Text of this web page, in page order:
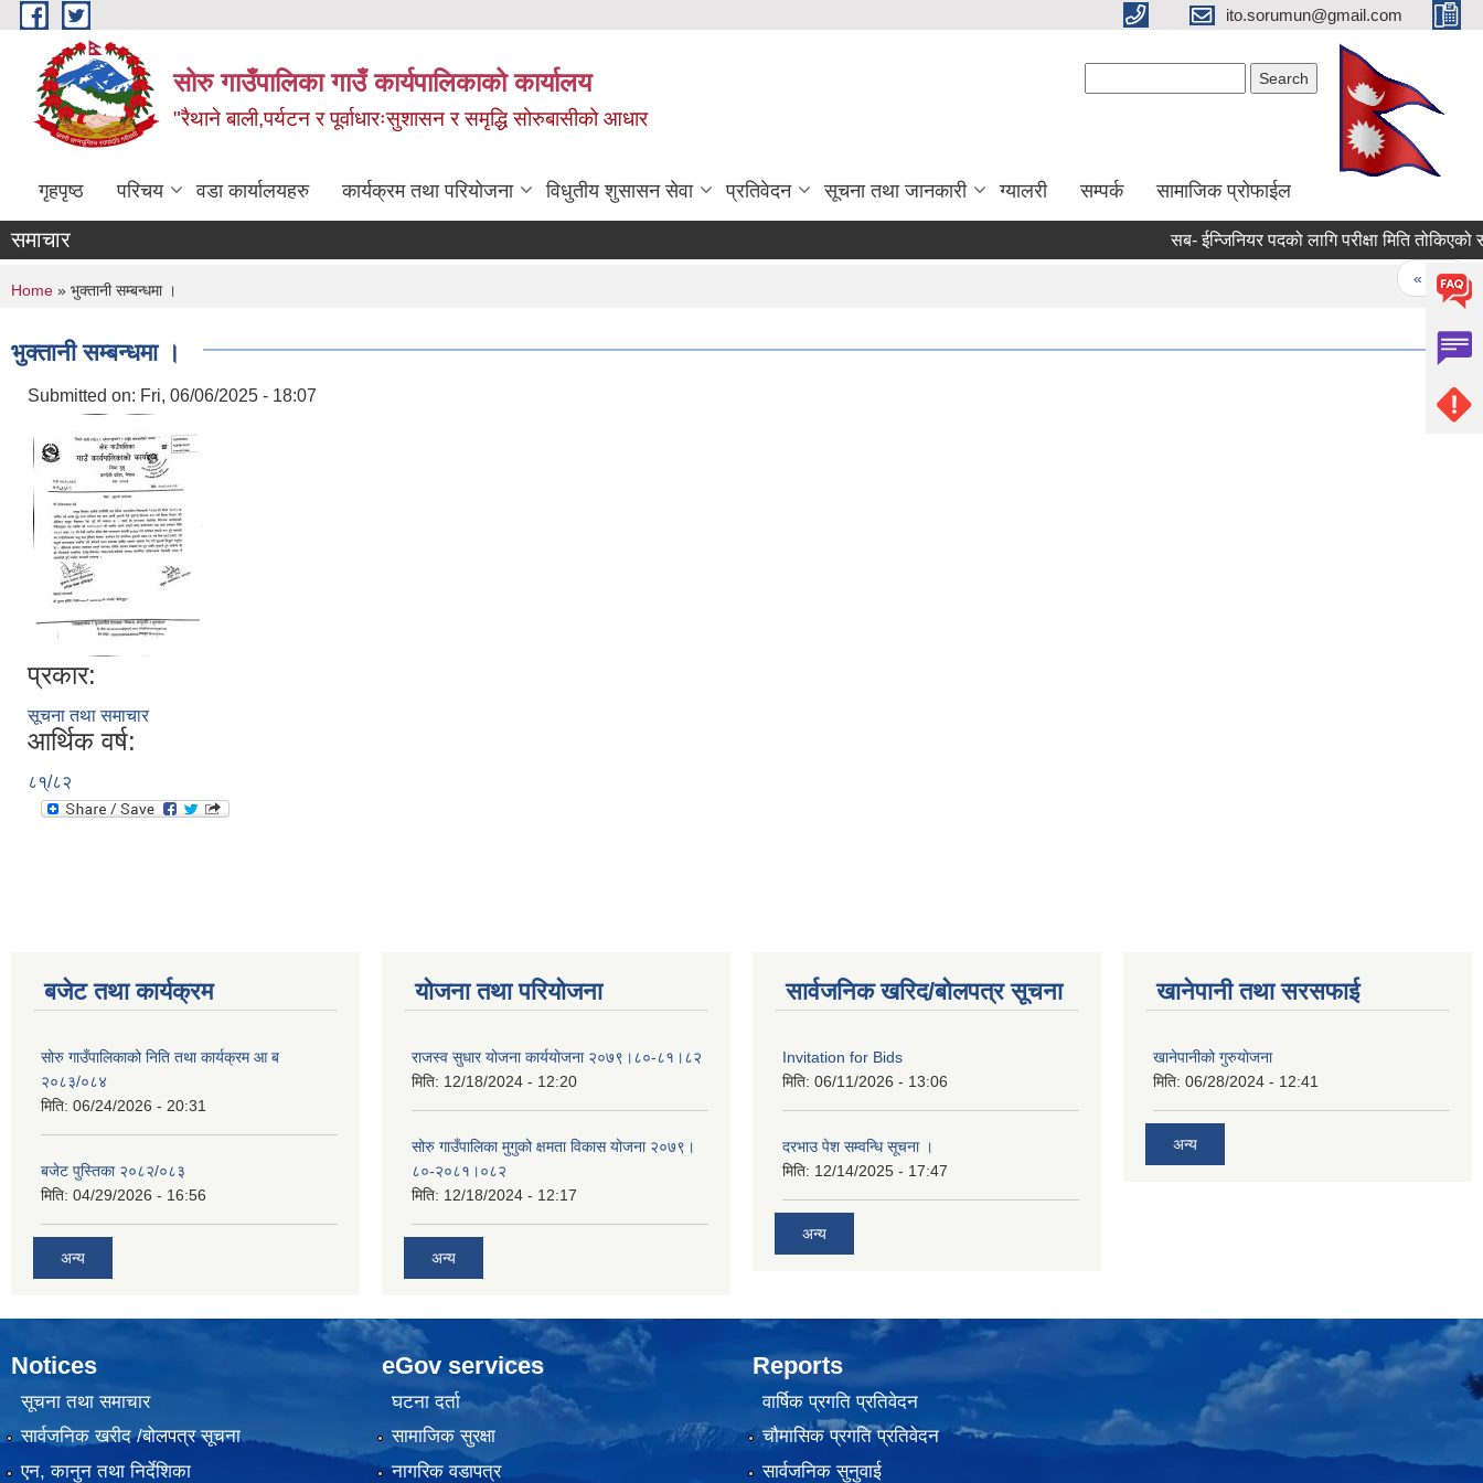
Skip to main content ito.sorumun@gmail.com
सोरु गाउँपालिका गाउँ कार्यपालिकाको कार्यालय
"रैथाने बाली,पर्यटन र पूर्वाधारःसुशासन र समृद्धि सोरुबासीको आधार
गृहपृष्ठ परिचय वडा कार्यालयहरु कार्यक्रम तथा परियोजना विधुतीय शुसासन सेवा प्रतिवेदन सूचना तथा जानकारी ग्यालरी सम्पर्क सामाजिक प्रोफाईल
समाचार सब- ईन्जिनियर पदको लागि परीक्षा मिति तोकिएको
« first
You are here
Home » भुक्तानी सम्बन्धमा ।
भुक्तानी सम्बन्धमा ।
Submitted on: Fri, 06/06/2025 - 18:07
प्रकार:
सूचना तथा समाचार
आर्थिक वर्ष:
८१्/८२
बजेट तथा कार्यक्रम
सोरु गाउँपालिकाको निति तथा कार्यक्रम आ ब
२०८३/०८४
मिति: 06/24/2026 - 20:31
बजेट पुस्तिका २०८२/०८३
मिति: 04/29/2026 - 16:56
अन्य
योजना तथा परियोजना
राजस्व सुधार योजना कार्ययोजना २०७९।८०-८१।८२
मिति: 12/18/2024 - 12:20
सोरु गाउँपालिका मुगुको क्षमता विकास योजना २०७९।
८०-२०८१।०८२
मिति: 12/18/2024 - 12:17
अन्य
सार्वजनिक खरिद/बोलपत्र सूचना
Invitation for Bids
मिति: 06/11/2026 - 13:06
दरभाउ पेश सम्वन्धि सूचना ।
मिति: 12/14/2025 - 17:47
अन्य
खानेपानी तथा सरसफाई
खानेपानीको गुरुयोजना
मिति: 06/28/2024 - 12:41
अन्य
Notices
सूचना तथा समाचार
सार्वजनिक खरीद /बोलपत्र सूचना
एन, कानुन तथा निर्देशिका
eGov services
घटना दर्ता
सामाजिक सुरक्षा
नागरिक वडापत्र
Reports
वार्षिक प्रगति प्रतिवेदन
चौमासिक प्रगति प्रतिवेदन
सार्वजनिक सुनुवाई